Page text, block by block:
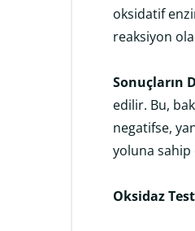
oksidatif
reaksiyon
Sonuçların
edilir. Bu,
negatifse,
yoluna sahip
Oksidaz